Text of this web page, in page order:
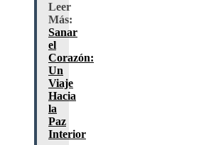
Leer
Más:
Sanar
el
Corazón:
Un
Viaje
Hacia
la
Paz
Interior